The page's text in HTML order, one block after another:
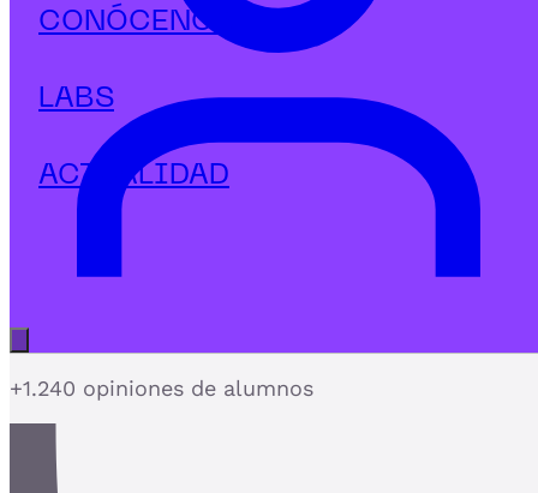
CONÓCENOS
LABS
ACTUALIDAD
Máster en SEO y SEM
El Máster de SEO más completo que integra SEM
publicidad digital sincronizados
+1.240 opiniones de alumnos